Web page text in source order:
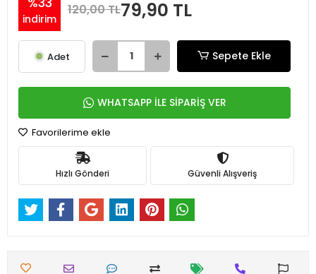
indirim
120,00 TL79,90 TL
Adet Sepete Ekle
WHATSAPP İLE SİPARİŞ VER
Favorilerime ekle
Hızlı Gönderi Güvenli Alışveriş